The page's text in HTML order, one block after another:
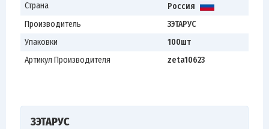
Страна
Россия
Производитель
ЗЭТАРУС
Упаковки
100шт
Артикул Производителя
zeta10623
ЗЭТАРУС